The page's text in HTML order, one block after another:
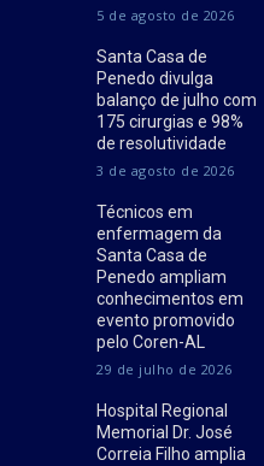
5 de agosto de 2026
Santa Casa de
Penedo divulga
balanço de julho com
175 cirurgias e 98%
de resolutividade
3 de agosto de 2026
Técnicos em
enfermagem da
Santa Casa de
Penedo ampliam
conhecimentos em
evento promovido
pelo Coren-AL
29 de julho de 2026
Hospital Regional
Memorial Dr. José
Correia Filho amplia